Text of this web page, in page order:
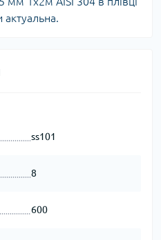
актуальна.
ss101
8
600